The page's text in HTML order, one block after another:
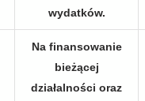
wydatków.
Na finansowanie
bieżącej
działalności oraz